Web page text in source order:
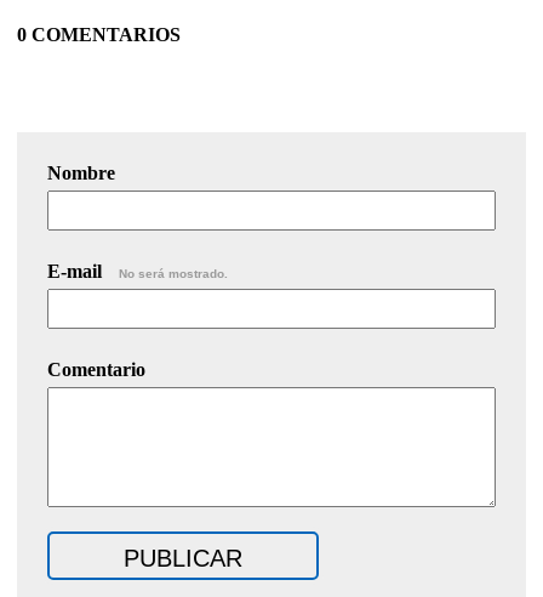
0 COMENTARIOS
Nombre
E-mail No será mostrado.
Comentario